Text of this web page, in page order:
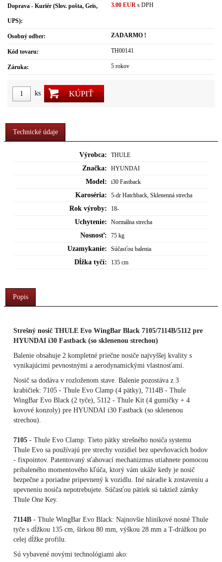
Doprava - Kuriér (Slov. pošta, Geis,
UPS):
3.00 EUR s DPH
Osobný odber: ZADARMO !
Kód tovaru: TH00141
Záruka: 5 rokov
ks KÚPIŤ
Technické údaje
Výrobca: THULE
Značka: HYUNDAI
Model: i30 Fastback
Karoséria: 5-dr Hatchback, Sklenenná strecha
Rok výroby: 18-
Uchytenie: Normálna strecha
Nosnosť: 75 kg
Uzamykanie: Súčasťou balenia
Dĺžka tyčí: 135 cm
Popis
Strešný nosič THULE Evo WingBar Black 7105/7114B/5112 pre
HYUNDAI i30 Fastback (so sklenenou strechou)
Balenie obsahuje 2 kompletné priečne nosiče najvyššej kvality s
vynikajúcimi pevnostnými a aerodynamickými vlastnosťami.
Nosič sa dodáva v rozloženom stave. Balenie pozostáva z 3
krabičiek: 7105 - Thule Evo Clamp (4 pätky), 7114B - Thule
WingBar Evo Black (2 tyče), 5112 - Thule Kit (4 gumičky + 4
kovové konzoly) pre HYUNDAI i30 Fastback (so sklenenou
strechou).
7105 - Thule Evo Clamp: Tieto pätky strešného nosiča systemu
Thule Evo sa používajú pre strechy vozidiel bez upevňovacích bodov
- fixpointov. Patentovaný sťahovací mechanizmus utiahnete pomocou
pribaleného momentového kľúča, ktorý vám ukáže kedy je nosič
bezpečne a poriadne pripevnený k vozidlu. Iné náradie k zostaveniu a
upevneniu nosiča nepotrebujete. Súčasťou pätiek sú taktiež zámky
Thule One Key.
7114B - Thule WingBar Evo Black: Najnovšie hliníkové nosné Thule
tyče s dĺžkou 135 cm, šírkou 80 mm, výškou 28 mm a T-drážkou po
celej dĺžke profilu.
Sú vybavené novými technológiami ako: